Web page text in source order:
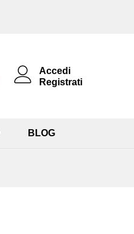
Accedi
Registrati
BLOG